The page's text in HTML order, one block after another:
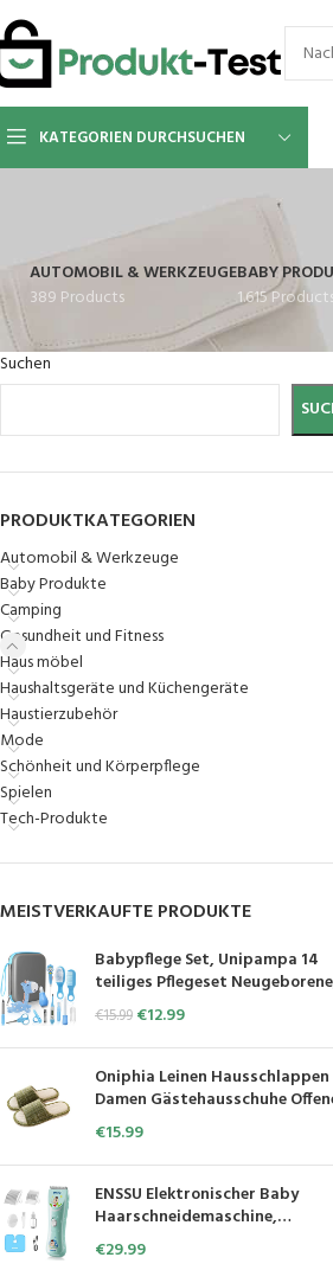
KATEGORIEN DURCHSUCHEN
AUTOMOBIL & WERKZEUGE
389 Products
BABY
1.615
Suchen
PRODUKTKATEGORIEN
Automobil & Werkzeuge
Baby Produkte
Camping
Gesundheit und Fitness
Haus möbel
Haushaltsgeräte und Küchengeräte
Haustierzubehör
Mode
Schönheit und Körperpflege
Spielen
Tech-Produkte
MEISTVERKAUFTE PRODUKTE
Babypflege Set, Unipampa 14
teiliges Pflegeset
Baby Pflegeset Neugeborenen-
Babypflegezubehör, Baby-
Kulturtasche - Pflege-Set, für
Alltag Pflege Mit Baby
Gesundheitswesen Kit (Blau)
€15.99 €12.99
Oniphia Leinen Hausschlappen
Damen Gästehausschuhe
Hausschuhe Waschbar
Anti-Rutsch Hausschuhe
Hausschuh für den Innen- und
Außenbereich
€15.99
ENSSU Elektronischer Baby
Haarschneidemaschine,
Wasserdicht Kinder Ruhig
Haartrimmer mit 2 Führungen
€29.99